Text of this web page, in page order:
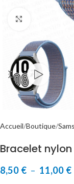
Cliquer pour
Accueil Boutique
Bracelet
8,50 € – 11,00 €